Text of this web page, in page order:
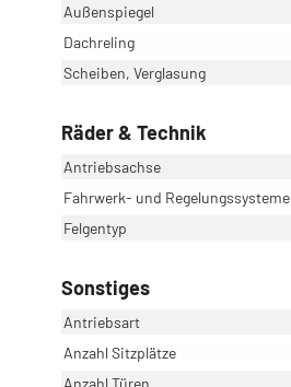
Außenspiegel
Dachreling
Scheiben, Verglasung
Räder & Technik
Antriebsachse
Fahrwerk- und Regelungssysteme
Felgentyp
Sonstiges
Antriebsart
Anzahl Sitzplätze
Anzahl Türen